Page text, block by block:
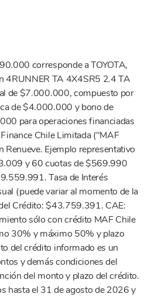
corresponde a TOYOTA,
4RUNNER TA 4X4SR5 2.4 TA
de $7.000.000, compuesto por
de $4.000.000 y bono de
para operaciones financiadas
Chile Limitada ("MAF
Renueve. Ejemplo representativo
y 60 cuotas de $569.990
Tasa de Interés
(puede variar al momento de la
Crédito: $43.759.391. CAE:
sólo con crédito MAF Chile
30% y máximo 50% y plazo
del crédito informado es un
y demás condiciones del
del monto y plazo del crédito.
hasta el 31 de agosto de 2026 y